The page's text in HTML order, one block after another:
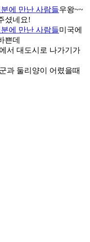
에 만난 사람들우왕~~
셨네요!
에 만난 사람들미국에
쁜데
서 대도시로 나가기가
과 둘리양이 어렸을때